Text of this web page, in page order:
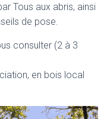
Tous aux abris, ainsi
de pose.
consulter (2 à 3
en bois local